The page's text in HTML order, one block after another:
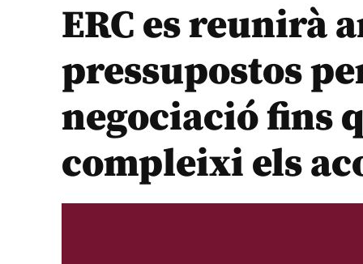
ERC es reunirà
pressupostos
negociació fins
compleixi els